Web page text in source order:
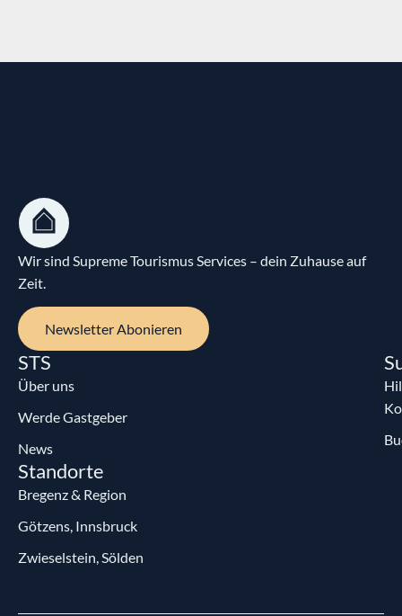
Wir sind Supreme Tourismus Services – dein Zuhause auf
Zeit.
Newsletter Abonieren
STS
Über uns
Werde Gastgeber
News
Standorte
Bregenz & Region
Götzens, Innsbruck
Zwieselstein, Sölden